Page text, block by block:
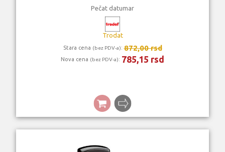
Pečat datumar
Trodat
Stara cena (bez PDV-a): 872,00 rsd
Nova cena (bez PDV-a): 785,15 rsd